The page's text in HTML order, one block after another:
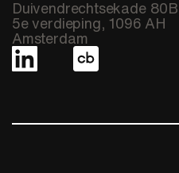
Duivendrechtsekade 80B,
5e verdieping, 1096 AH
Amsterdam